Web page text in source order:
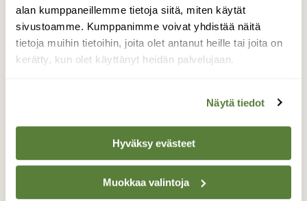
alan kumppaneillemme tietoja siitä, miten käytät
sivustoamme. Kumppanimme voivat yhdistää näitä
tietoja muihin tietoihin, joita olet antanut heille tai joita on
kerätty, kun olet käyttänyt heidän palvelujaan.
Näytä tiedot
Hyväksy evästeet
Muokkaa valintoja
Yöpakkaset lisäävät jäätä, mutta jos
päivällä on lämpöasteita, niin jää alkaa
sulaa. Joskus syntyy ihan taidettakin.
TAKAISIN LISTAAN